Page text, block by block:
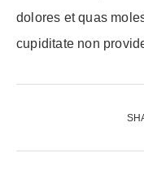
dolores et quas
cupiditate non